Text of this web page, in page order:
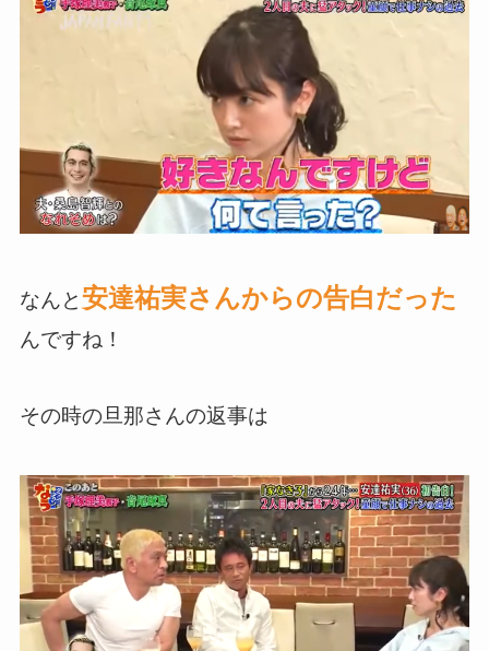
なんと安達祐実さんからの告白だった
んですね！
その時の旦那さんの返事は